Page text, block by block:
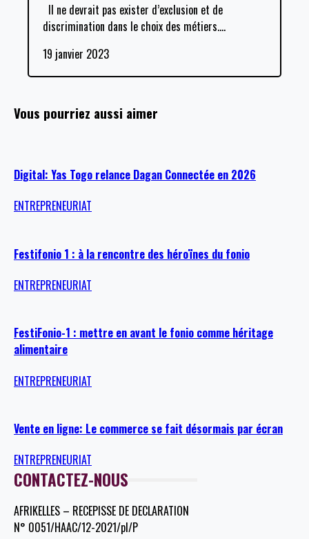
Il ne devrait pas exister d’exclusion et de
discrimination dans le choix des métiers.…
19 janvier 2023
Vous pourriez aussi aimer
Digital: Yas Togo relance Dagan Connectée en 2026
ENTREPRENEURIAT
Festifonio 1 : à la rencontre des héroïnes du fonio
ENTREPRENEURIAT
FestiFonio-1 : mettre en avant le fonio comme héritage
alimentaire
ENTREPRENEURIAT
Vente en ligne: Le commerce se fait désormais par écran
ENTREPRENEURIAT
CONTACTEZ-NOUS
AFRIKELLES – RECEPISSE DE DECLARATION
N° 0051/HAAC/12-2021/pl/P